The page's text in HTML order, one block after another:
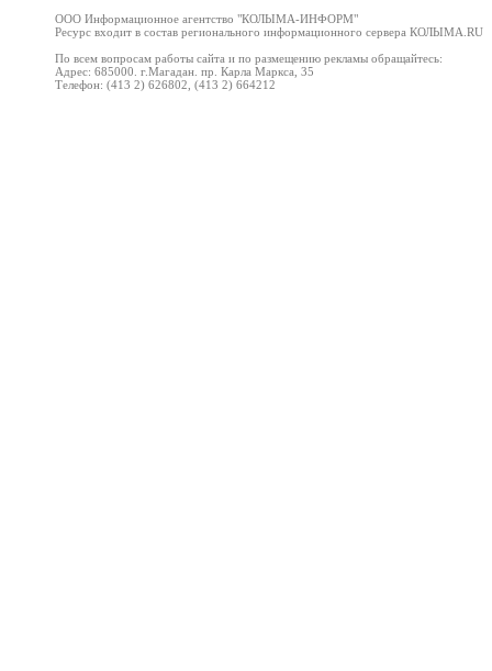
ООО Информационное агентство "КОЛЫМА-ИНФОРМ"
Ресурс входит в состав регионального информационного сервера КОЛЫМА .RU
По всем вопросам работы сайта и по размещению рекламы обращайтесь:
Адрес: 685000. г.Магадан. пр. Карла Маркса, 35
Телефон: (413 2) 626802, (413 2) 664212